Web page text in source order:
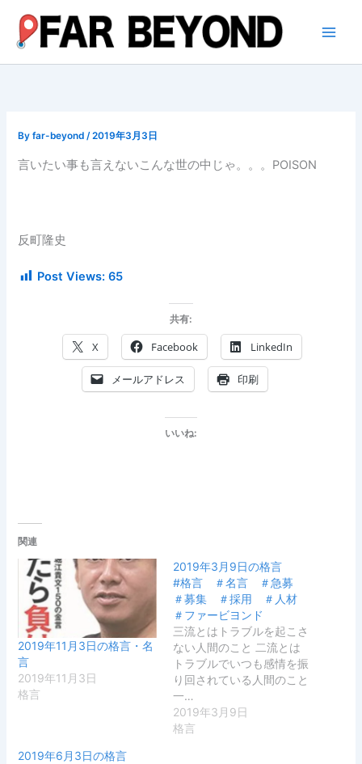
ス
Byfar-beyond/2019年3月3日
言いたい事も言えないこんな世の中じゃ。。。POISON
反町隆史
Post Views: 65
共有:
X Facebook LinkedIn
メールアドレス 印刷
いいね:
関連
2019年11月3日の格言・名
言
2019年11月3日
格言
2019年3月9日の格言
#格言 ＃名言 ＃急募
＃募集 ＃採用 ＃人材
＃ファービヨンド
三流とはトラブルを起こさ
ない人間のこと 二流とは
トラブルでいつも感情を振
り回されている人間のこと
一…
2019年3月9日
格言
2019年6月3日の格言